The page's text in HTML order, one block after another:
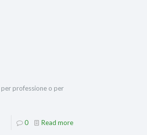
professione o per
0 Read more